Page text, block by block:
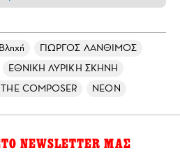
Βληχή
ΓΙΩΡΓΟΣ ΛΑΝΘΙΜΟΣ
ΕΘΝΙΚΗ ΛΥΡΙΚΗ ΣΚΗΝΗ
COMPOSER
NEON
NEWSLETTER ΜΑΣ